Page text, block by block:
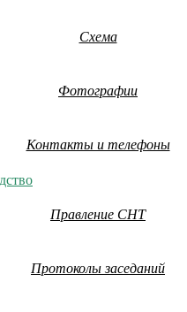
Схема
Фотографии
Контакты и телефоны
Правление СНТ
Протоколы заседаний